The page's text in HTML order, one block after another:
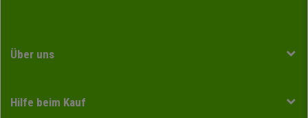
Über uns
Hilfe beim Kauf